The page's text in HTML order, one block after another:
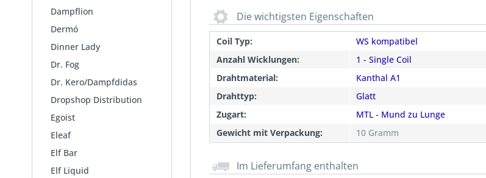
Dampflion
Dermó
Dinner Lady
Dr. Fog
Dr. Kero/Dampfdidas
Dropshop Distribution
Egoist
Eleaf
Elf Bar
Elf Liquid
Die wichtigsten Eigenschaften
Coil Typ:
WS kompatibel
Anzahl Wicklungen:
1 - Single Coil
Drahtmaterial:
Kanthal A1
Drahttyp:
Glatt
Zugart:
MTL - Mund zu Lunge
Gewicht mit Verpackung:
10 Gramm
Im Lieferumfang enthalten